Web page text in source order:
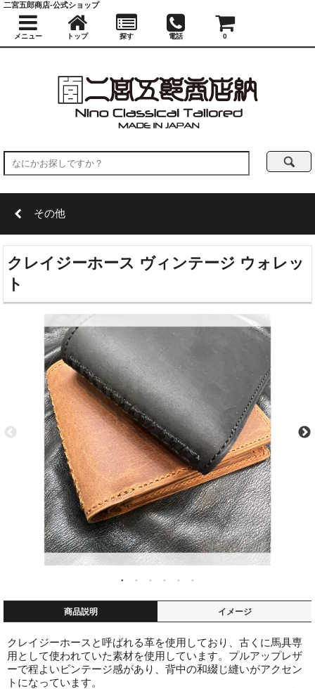
その他
クレイジーホース ヴィンテージ ウォレッ
ト
商品説明 イメージ
クレイジーホースと呼ばれる革を使用しており、古くに馬具専
用として使われていた素材を使用しています。プルアップレザ
ーで程よいビンテージ感があり、背中の和綴じ縫いがアクセン
トになっています。
二宮五郎商店-公式ショップ
メニュー トップ 探す 電話 0